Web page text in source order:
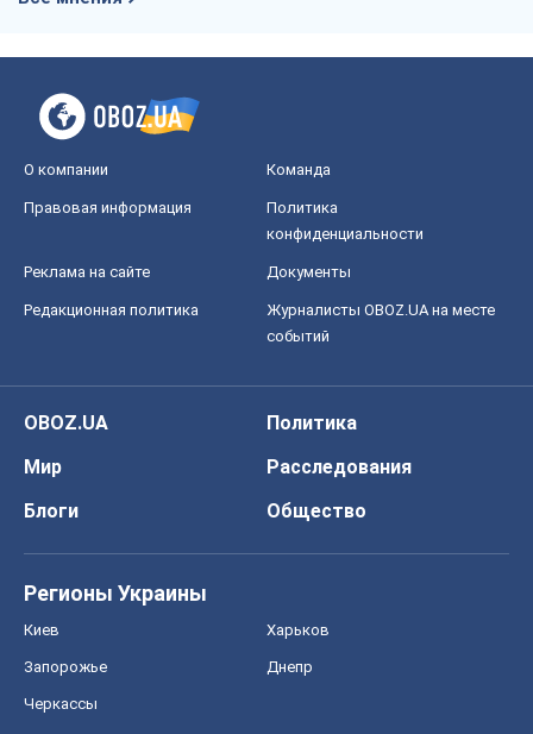
О компании Команда
Правовая информация
Политика
конфиденциальности
Реклама на сайте Документы
Редакционная политика
Журналисты OBOZ.UA на месте
событий
OBOZ.UA
Политика
Мир
Расследования
Блоги
Общество
Регионы Украины
Киев Харьков
Запорожье Днепр
Черкассы